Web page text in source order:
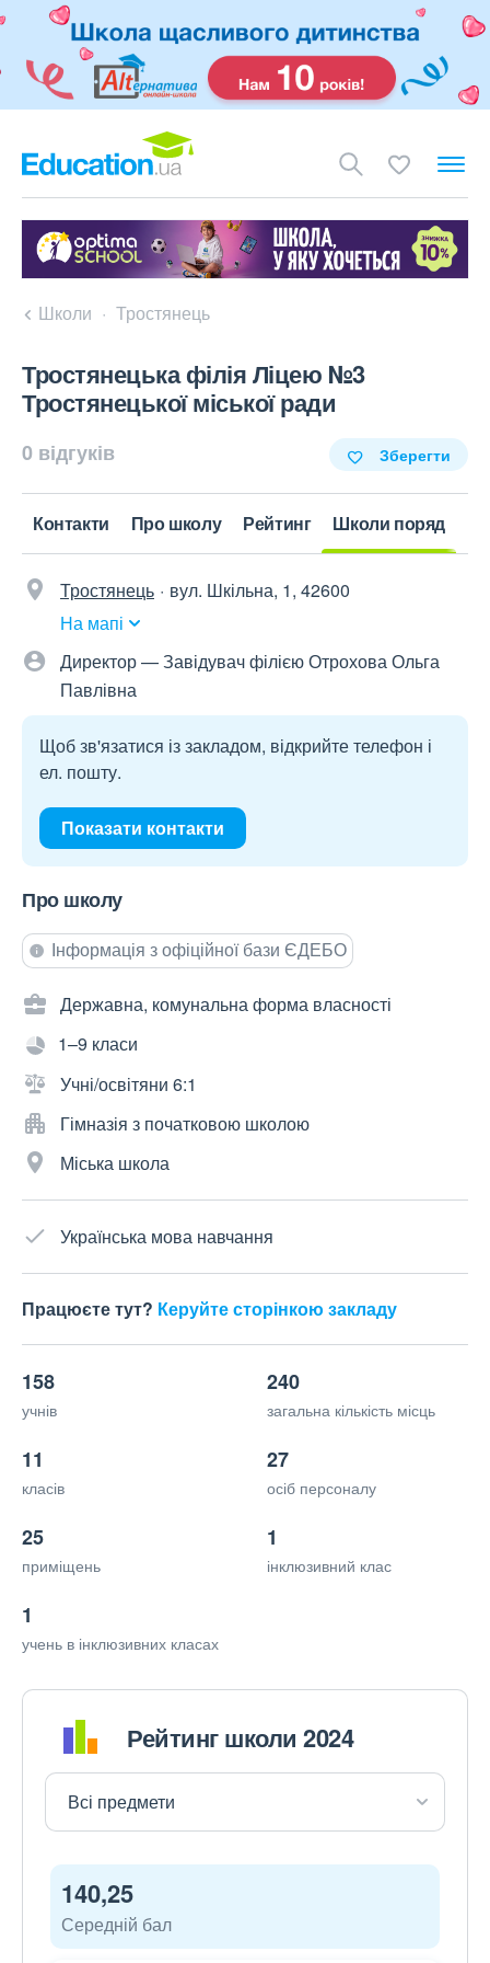
Школи Тростянець
Тростянецька філія Ліцею №3
Тростянецької міської ради
0 відгуків Зберегти
Контакти Про школу Рейтинг Школи поряд
Тростянець
вул. Шкільна, 1, 42600
На мапі
Директор — Завідувач філією Отрохова Ольга
Павлівна
Щоб зв'язатися із закладом, відкрийте телефон і
ел. пошту.
Показати контакти
Про школу
Інформація з офіційної бази ЄДЕБО
Державна, комунальна форма власності
1–9 класи
Учні/освітяни 6:1
Гімназія з початковою школою
Міська школа
Українська мова навчання
Працюєте тут? Керуйте сторінкою закладу
158
учнів
240
загальна кількість місць
11
класів
27
осіб персоналу
25
приміщень
1
інклюзивний клас
1
учень в інклюзивних класах
Рейтинг школи 2024
140,25
Середній бал